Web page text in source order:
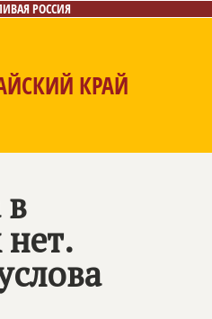
РОССИЯ
КРАЙ
в